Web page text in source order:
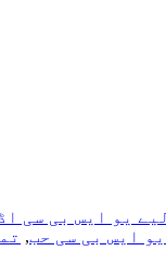
یو ایس بی سی
یو ایس بی سی حب,